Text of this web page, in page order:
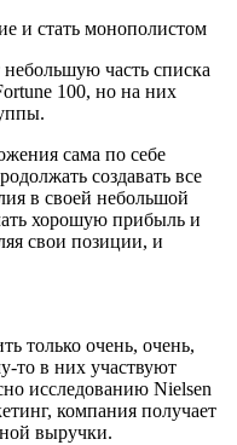
часть списка
100, но на них
сама по себе
создавать все
в своей небольшой
хорошую прибыль и
свои позиции, и
только очень, очень,
то в них участвуют
исследованию Nielsen
компания получает
выручки.